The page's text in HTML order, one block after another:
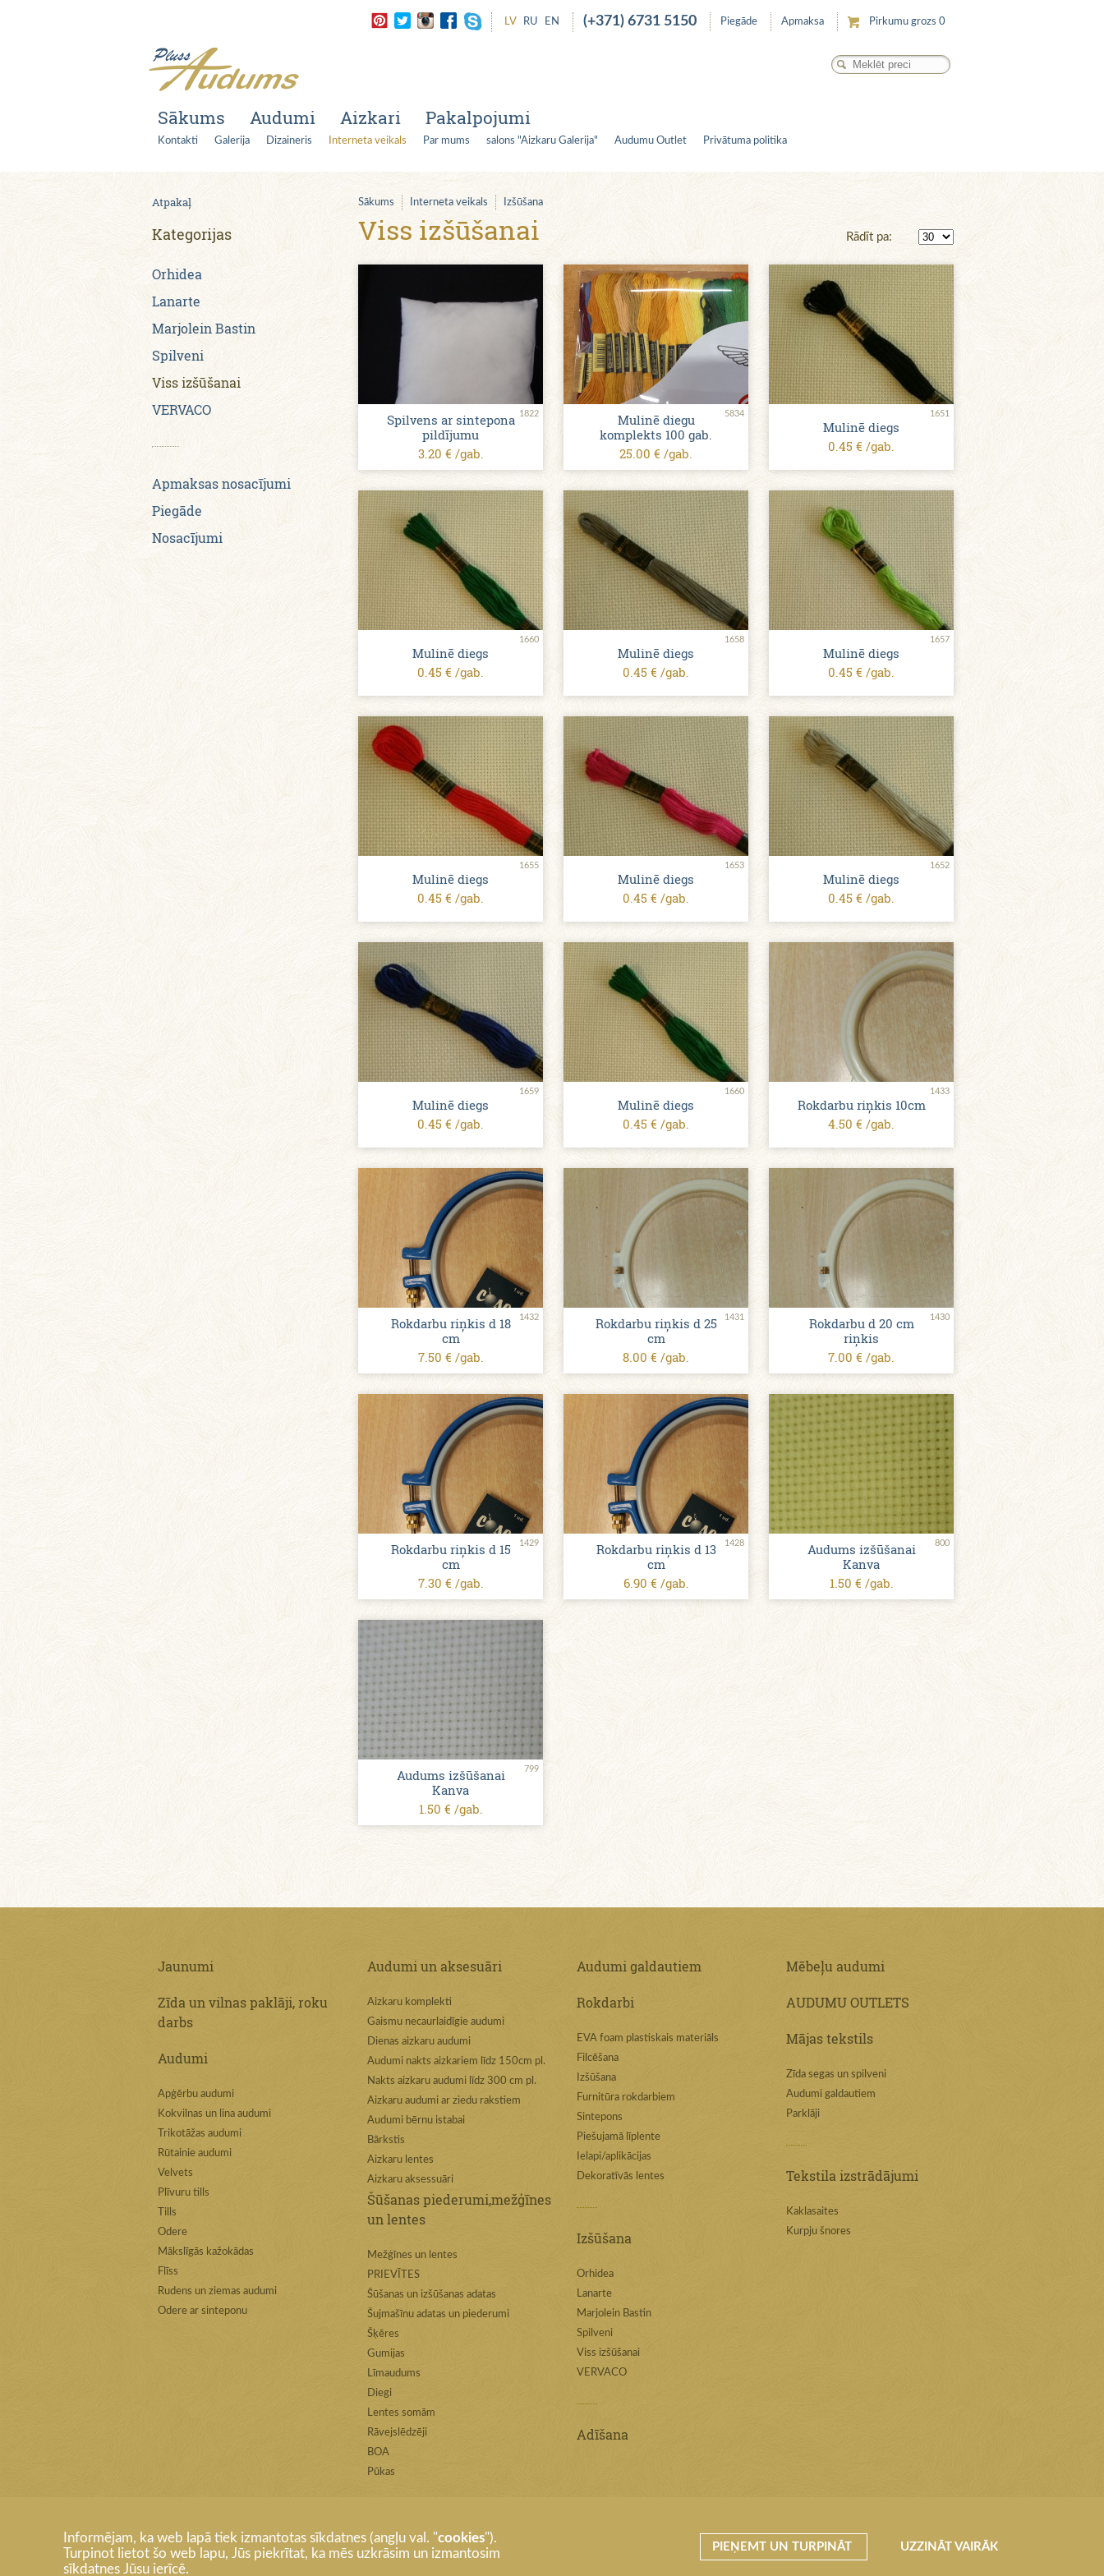
Informējam, ka web lapā tiek izmantotas sīkdatnes (angļu val. "cookies").
Turpinot lietot šo web lapu, Jūs piekrītat, ka mēs uzkrāsim un izmantosim
sīkdatnes Jūsu ierīcē.
PIEŅEMT UN TURPINĀT UZZINĀT VAIRĀK
LV RU EN (+371) 6731 5150 Piegāde Apmaksa Pirkumu grozs 0
Sākums Audumi Aizkari Pakalpojumi
Kontakti Galerija Dizaineris Interneta veikals Par mums salons "Aizkaru Galerija" Audumu Outlet Privātuma politika
Atpakaļ
Kategorijas
Orhidea
Lanarte
Marjolein Bastin
Spilveni
Viss izšūšanai
VERVACO
Apmaksas nosacījumi
Piegāde
Nosacījumi
Sākums Interneta veikals Izšūšana
Viss izšūšanai Rādīt pa:
1822
Spilvens ar sintepona
pildījumu
3.20 € /gab.
5834
Mulinē diegu
komplekts 100 gab.
25.00 € /gab.
1651
Mulinē diegs
0.45 € /gab.
1660
Mulinē diegs
0.45 € /gab.
1658
Mulinē diegs
0.45 € /gab.
1657
Mulinē diegs
0.45 € /gab.
1655
Mulinē diegs
0.45 € /gab.
1653
Mulinē diegs
0.45 € /gab.
1652
Mulinē diegs
0.45 € /gab.
1659
Mulinē diegs
0.45 € /gab.
1660
Mulinē diegs
0.45 € /gab.
1433
Rokdarbu riņkis 10cm
4.50 € /gab.
1432
Rokdarbu riņkis d 18
cm
7.50 € /gab.
1431
Rokdarbu riņkis d 25
cm
8.00 € /gab.
1430
Rokdarbu d 20 cm
riņkis
7.00 € /gab.
1429
Rokdarbu riņkis d 15
cm
7.30 € /gab.
1428
Rokdarbu riņkis d 13
cm
6.90 € /gab.
800
Audums izšūšanai
Kanva
1.50 € /gab.
799
Audums izšūšanai
Kanva
1.50 € /gab.
Jaunumi
Zīda un vilnas paklāji, roku
darbs
Audumi
Apģērbu audumi
Kokvilnas un lina audumi
Trikotāžas audumi
Rūtainie audumi
Velvets
Plīvuru tills
Tills
Odere
Mākslīgās kažokādas
Flīss
Rudens un ziemas audumi
Odere ar sinteponu
Audumi un aksesuāri
Aizkaru komplekti
Gaismu necaurlaidīgie audumi
Dienas aizkaru audumi
Audumi nakts aizkariem līdz 150cm pl.
Nakts aizkaru audumi līdz 300 cm pl.
Aizkaru audumi ar ziedu rakstiem
Audumi bērnu istabai
Bārkstis
Aizkaru lentes
Aizkaru aksessuāri
Šūšanas piederumi,mežģīnes
un lentes
Mežģīnes un lentes
PRIEVĪTES
Šūšanas un izšūšanas adatas
Šujmašīnu adatas un piederumi
Šķēres
Gumijas
Līmaudums
Diegi
Lentes somām
Rāvejslēdzēji
BOA
Pūkas
Audumi galdautiem
Rokdarbi
EVA foam plastiskais materiāls
Filcēšana
Izšūšana
Furnitūra rokdarbiem
Sintepons
Piešujamā līplente
Ielapi/aplikācijas
Dekoratīvās lentes
Izšūšana
Orhidea
Lanarte
Marjolein Bastin
Spilveni
Viss izšūšanai
VERVACO
Adīšana
Mēbeļu audumi
AUDUMU OUTLETS
Mājas tekstils
Zīda segas un spilveni
Audumi galdautiem
Parklāji
Tekstila izstrādājumi
Kaklasaites
Kurpju šnores